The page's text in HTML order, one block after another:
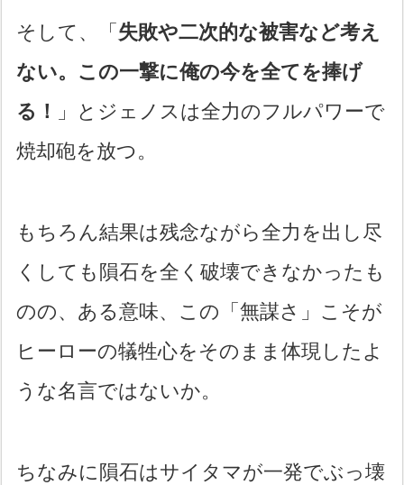
そして、「 失敗や二次的な被害など考え
ない。この一撃に俺の今を全てを捧げ
る！
」とジェノスは全力のフルパワーで
焼却砲を放つ。
もちろん結果は残念ながら全力を出し尽
くしても隕石を全く破壊できなかったも
のの、ある意味、この「無謀さ」こそが
ヒーローの犠牲心をそのまま体現したよ
うな名言ではないか。
ちなみに隕石はサイタマが一発でぶっ壊